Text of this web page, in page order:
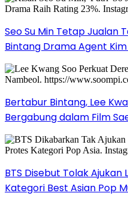
Seo Su Min Tetap Jualan
Bintang Drama Agent
Bertabur Bintang, Lee
Bergabung dalam Film
BTS Disebut Tolak
Kategori Best Asian Pop